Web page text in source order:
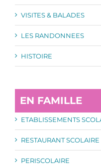
VISITES & BALADES
LES RANDONNEES
HISTOIRE
EN FAMILLE
ETABLISSEMENTS
RESTAURANT SCOLAIRE
PERISCOLAIRE